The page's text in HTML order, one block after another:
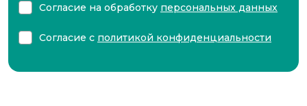
Согласие на обработку персональных данных
Согласие с политикой конфиденциальности